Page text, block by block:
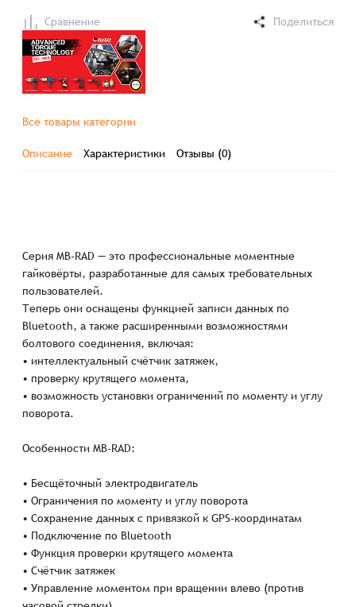
Сравнение Поделиться
Все товары категории
Описание Характеристики Отзывы (0)
Серия MB-RAD — это профессиональные моментные
гайковёрты, разработанные для самых требовательных
пользователей.
Теперь они оснащены функцией записи данных по
Bluetooth, а также расширенными возможностями
болтового соединения, включая:
• интеллектуальный счётчик затяжек,
• проверку крутящего момента,
• возможность установки ограничений по моменту и углу
поворота.
Особенности MB-RAD:
• Бесщёточный электродвигатель
• Ограничения по моменту и углу поворота
• Сохранение данных с привязкой к GPS-координатам
• Подключение по Bluetooth
• Функция проверки крутящего момента
• Счётчик затяжек
• Управление моментом при вращении влево (против